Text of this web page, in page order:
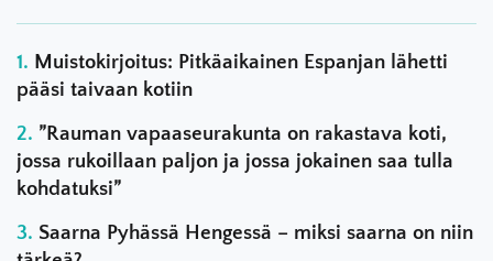
Muistokirjoitus: Pitkäaikainen Espanjan lähetti
pääsi taivaan kotiin
”Rauman vapaaseurakunta on rakastava koti,
jossa rukoillaan paljon ja jossa jokainen saa tulla
kohdatuksi”
Saarna Pyhässä Hengessä – miksi saarna on niin